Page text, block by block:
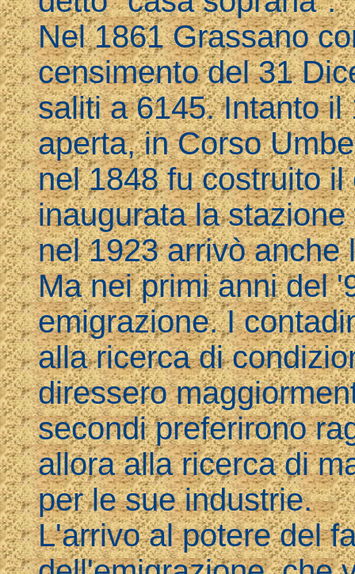
Nel 1861 Grassano
censimento del 31
saliti a 6145. Intanto
aperta, in Corso
nel 1848 fu costruito
inaugurata la
nel 1923 arrivò anche
Ma nei primi anni del
emigrazione. I
alla ricerca di
diressero
secondi preferirono
allora alla ricerca di
per le sue industrie.
L'arrivo al potere del